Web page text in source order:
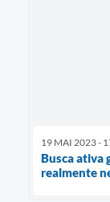
19 MAI 2023 -
Busca ativa
realmente